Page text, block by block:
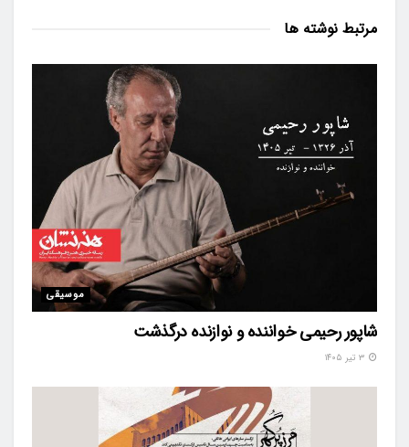
مرتبط نوشته ها
موسیقی
شاپور رحیمی خواننده و نوازنده درگذشت